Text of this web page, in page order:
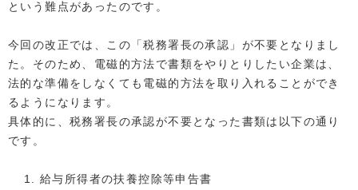
という難点があったのです。
今回の改正では、この「税務署長の承認」が不要となりまし
た。そのため、電磁的方法で書類をやりとりしたい企業は、
法的な準備をしなくても電磁的方法を取り入れることができ
るようになります。
具体的に、税務署長の承認が不要となった書類は以下の通り
です。
給与所得者の扶養控除等申告書